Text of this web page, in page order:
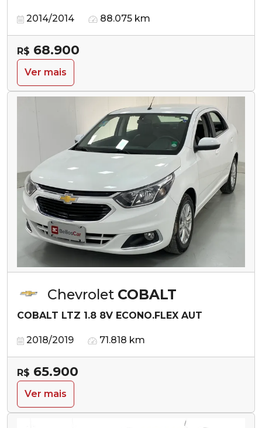
2014/2014 88.075 km
R$ 68.900
Ver mais
Chevrolet COBALT
COBALT LTZ 1.8 8V ECONO.FLEX AUT
2018/2019 71.818 km
R$ 65.900
Ver mais